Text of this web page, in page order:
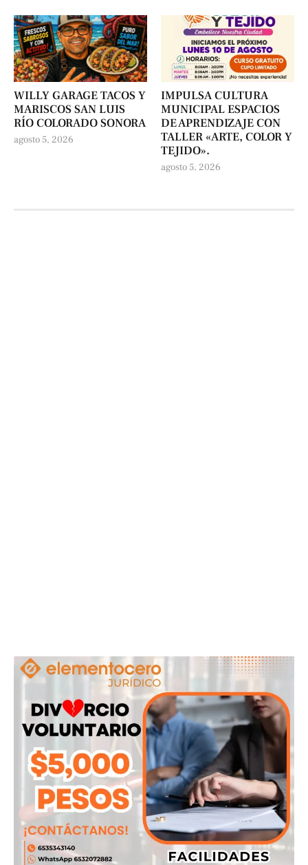
WILLY GARAGE TACOS Y
MARISCOS SAN LUIS
RÍO COLORADO SONORA
agosto 5, 2026
IMPULSA CULTURA
MUNICIPAL ESPACIOS
DE APRENDIZAJE CON
TALLER «ARTE, COLOR Y
TEJIDO».
agosto 5, 2026